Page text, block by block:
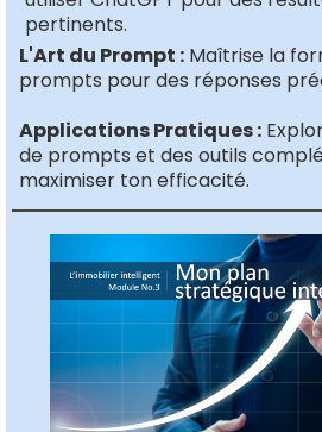
pertinents.
L'Art du Prompt : Maîtrise la
prompts pour des réponses
Applications Pratiques :
de prompts et des outils
maximiser ton efficacité.